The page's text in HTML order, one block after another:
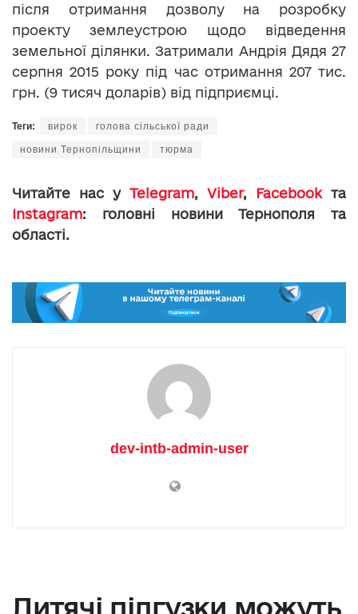
після отримання дозволу на розробку
проекту землеустрою щодо відведення
земельної ділянки. Затримали Андрія Дядя 27
серпня 2015 року під час отримання 207 тис.
грн. (9 тисяч доларів) від підприємці.
Теги: вирок голова сільської ради
новини Тернопільщини тюрма
Читайте нас у Telegram, Viber, Facebookта
Instagram: головні новини Тернополя та
області.
dev-intb-admin-user
Дитячі підгузки можуть